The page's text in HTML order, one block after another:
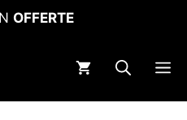
OFFERTE